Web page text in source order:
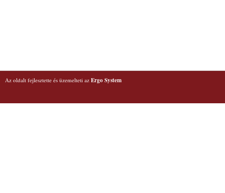
Az oldalt fejlesztette és üzemelteti az Ergo System